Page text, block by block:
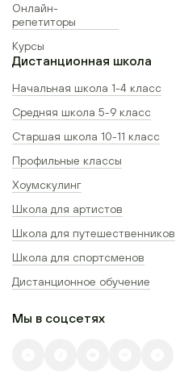
Онлайн-
репетиторы
Курсы
Дистанционная школа
Начальная школа 1-4 класс
Средняя школа 5-9 класс
Старшая школа 10-11 класс
Профильные классы
Хоумскулинг
Школа для артистов
Школа для путешественников
Школа для спортсменов
Дистанционное обучение
Мы в соцсетях